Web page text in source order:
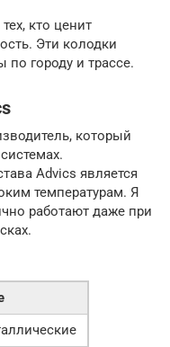
кто ценит
Эти колодки
городу и трассе.
который
Advics является
температурам. Я
работают даже при